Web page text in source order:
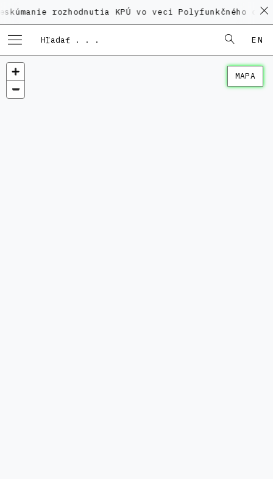
rozhodnutia KPÚ vo veci Polyfunkčného domu na
EN
MAPA